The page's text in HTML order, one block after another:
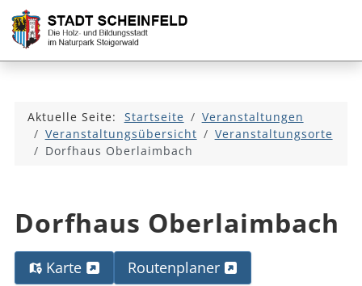
Aktuelle Seite: Startseite
Veranstaltungen
Veranstaltungsübersicht
Veranstaltungsorte
Dorfhaus Oberlaimbach
Dorfhaus Oberlaimbach
Karte Routenplaner